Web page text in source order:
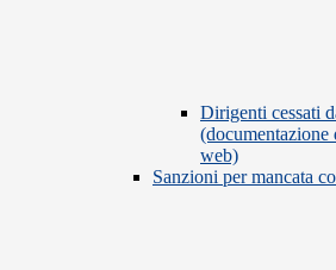
Dirigenti cessati
(documentazione
web)
Sanzioni per mancata